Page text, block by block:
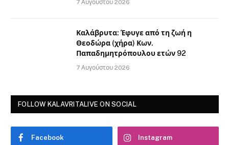
7 Αυγούστου 2026
Καλάβρυτα: Έφυγε από τη ζωή η
Θεοδώρα (χήρα) Κων.
Παπαδημητρόπουλου ετών 92
7 Αυγούστου 2026
FOLLOW KALAVRITALIVE ON SOCIAL
Facebook Instagram